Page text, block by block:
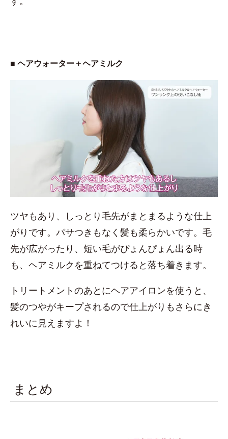
■ ヘアウォーター＋ヘアミルク
ツヤもあり、しっとり毛先がまとまるような仕上
がりです。パサつきもなく髪も柔らかいです。毛
先が広がったり、短い毛がぴょんぴょん出る時
も、ヘアミルクを重ねてつけると落ち着きます。
トリートメントのあとにヘアアイロンを使うと、
髪のつやがキープされるので仕上がりもさらにき
れいに見えますよ！
まとめ